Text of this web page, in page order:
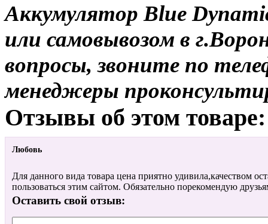
Аккумулятор Blue
или самовывозом в
вопросы, звоните по
менеджеры
Отзывы об этом товаре:
Любовь
Для данного вида товара цена приятно удивила,качеством
пользоваться этим сайтом. Обязательно порекомендую
Оставить свой отзыв: